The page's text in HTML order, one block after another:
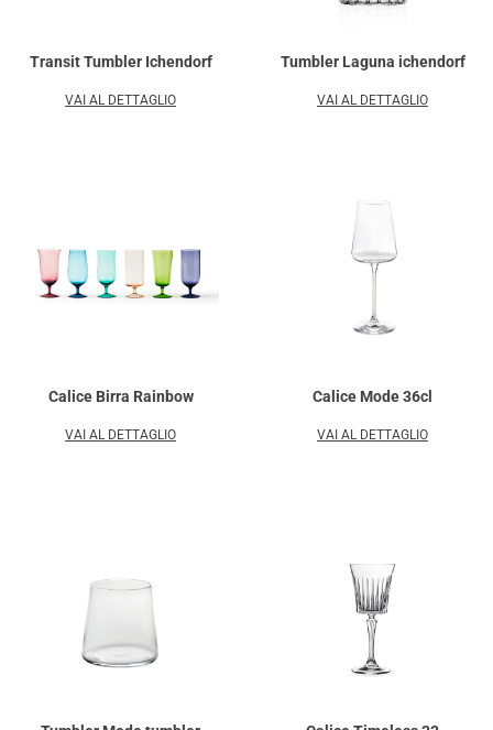
Transit Tumbler Ichendorf
VAI AL DETTAGLIO
Tumbler Laguna ichendorf
VAI AL DETTAGLIO
Calice Birra Rainbow
VAI AL DETTAGLIO
Calice Mode 36cl
VAI AL DETTAGLIO